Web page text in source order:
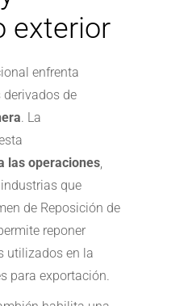
exterior
enfrenta
de
. La
las operaciones,
que
de Reposición de
reponer
utilizados en la
para exportación.